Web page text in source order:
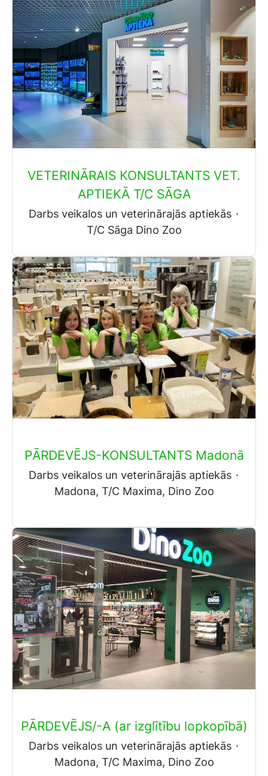
VETERINĀRAIS KONSULTANTS VET.
APTIEKĀ T/C SĀGA
Darbs veikalos un veterinārajās aptiekās ·
T/C Sāga Dino Zoo
PĀRDEVĒJS-KONSULTANTS Madonā
Darbs veikalos un veterinārajās aptiekās ·
Madona, T/C Maxima, Dino Zoo
PĀRDEVĒJS/-A (ar izglītību lopkopībā)
Darbs veikalos un veterinārajās aptiekās ·
Madona, T/C Maxima, Dino Zoo